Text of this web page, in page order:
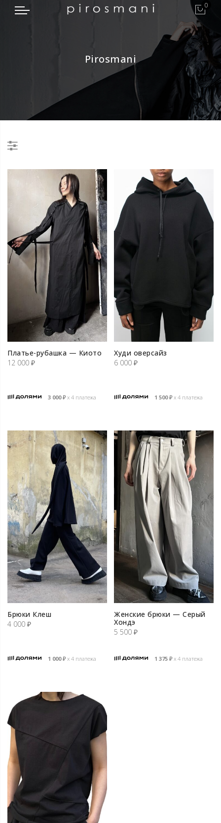
0
Pirosmani
Платье-рубашка — Киото
12 000 ₽
3 000₽х 4 платежа
Худи оверсайз
6 000 ₽
1 500₽х 4 платежа
Брюки Клеш
4 000 ₽
1 000₽х 4 платежа
Женские брюки — Серый
Хондэ
5 500 ₽
1 375 ₽х 4 платежа